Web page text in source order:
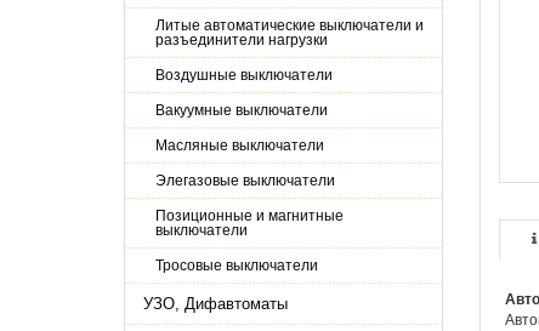
Литые автоматические выключатели и
разъединители нагрузки
Воздушные выключатели
Вакуумные выключатели
Масляные выключатели
Элегазовые выключатели
Позиционные и магнитные
выключатели
Тросовые выключатели
УЗО, Дифавтоматы